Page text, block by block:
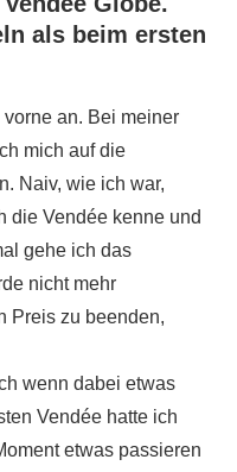
als beim ersten
an. Bei meiner
mich auf die
Naiv, wie ich war,
die Vendée kenne und
gehe ich das
nicht mehr
Preis zu beenden,
wenn dabei etwas
Vendée hatte ich
etwas passieren